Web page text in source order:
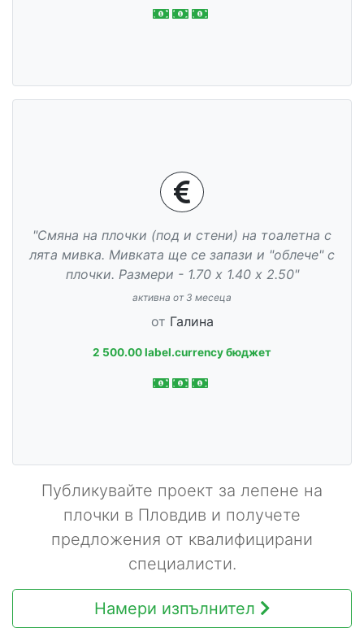
"Смяна на плочки (под и стени) на тоалетна с
лята мивка. Мивката ще се запази и "облече" с
плочки. Размери - 1.70 х 1.40 х 2.50"
активна от 3 месеца
от Галина
2 500.00 label.currency бюджет
Публикувайте проект за лепене на
плочки в Пловдив и получете
предложения от квалифицирани
специалисти.
Намери изпълнител